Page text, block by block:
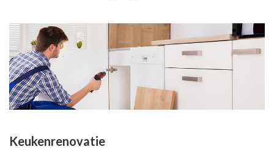
Keukenrenovatie